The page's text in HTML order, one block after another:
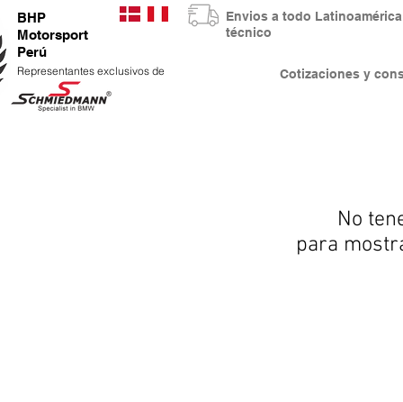
BHP
Motorsport
Perú
Representantes exclusivos de Cotizaciones y
Envios a todo
técnico
No
para